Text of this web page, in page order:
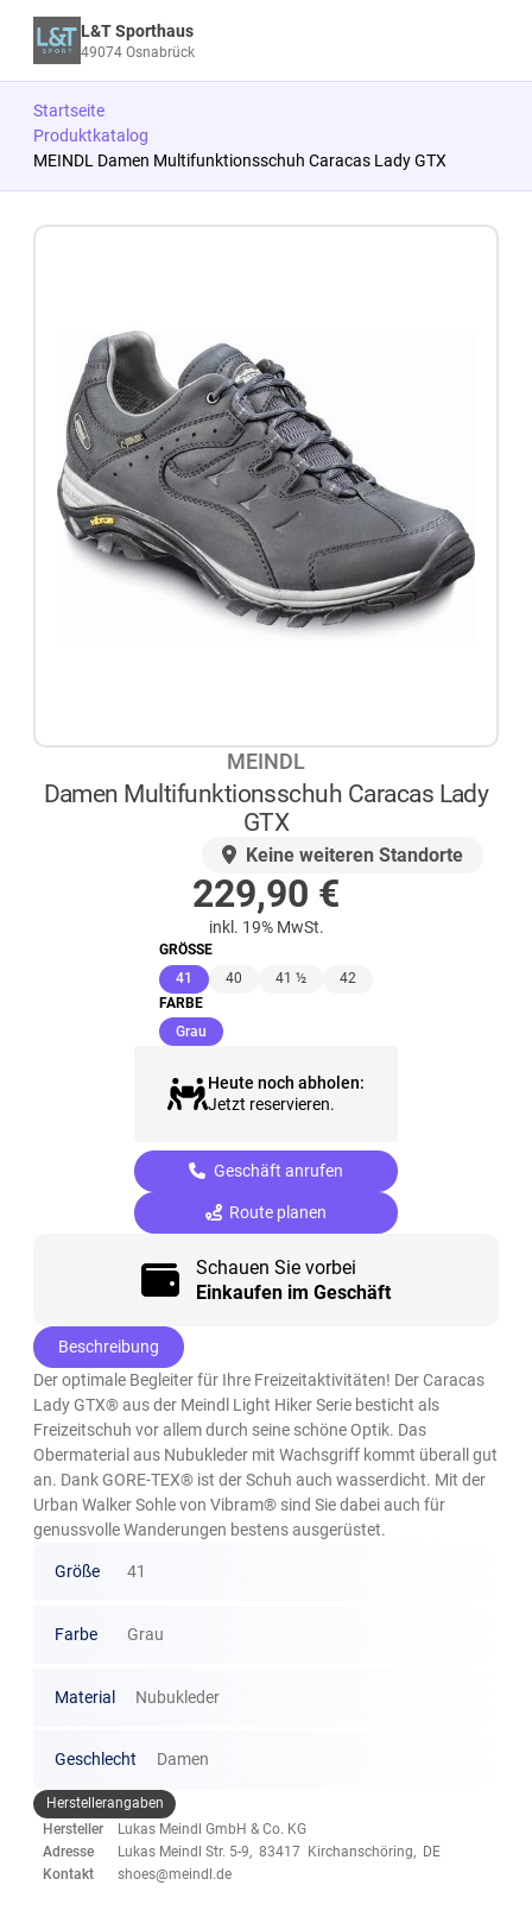
L&T Sporthaus
49074 Osnabrück
Startseite
Produktkatalog
MEINDL Damen Multifunktionsschuh Caracas Lady GTX
MEINDL
Damen Multifunktionsschuh Caracas Lady
GTX
Keine weiteren Standorte
229,90 €
inkl. 19% MwSt.
GRÖSSE
41
(ausgewählt)
40 41 ½
42
FARBE
Grau(ausgewählt)
Heute noch abholen:
Jetzt reservieren.
Geschäft anrufen
Route planen
Schauen Sie vorbei
Einkaufen im Geschäft
Beschreibung
Der optimale Begleiter für Ihre Freizeitaktivitäten! Der Caracas
Lady GTX® aus der Meindl Light Hiker Serie besticht als
Freizeitschuh vor allem durch seine schöne Optik. Das
Obermaterial aus Nubukleder mit Wachsgriff kommt überall gut
an. Dank GORE-TEX® ist der Schuh auch wasserdicht. Mit der
Urban Walker Sohle von Vibram® sind Sie dabei auch für
genussvolle Wanderungen bestens ausgerüstet.
Größe 41
Farbe Grau
Material Nubukleder
Geschlecht Damen
Herstellerangaben
Hersteller
Lukas Meindl GmbH & Co. KG
Adresse
Lukas Meindl Str. 5-9, 83417 Kirchanschöring, DE
Kontakt
shoes@meindl.de